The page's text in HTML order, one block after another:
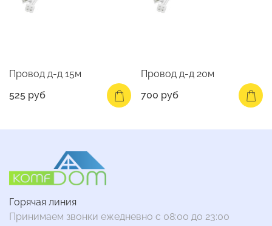
Провод д-д 15м
525 руб
Провод д-д 20м
700 руб
Горячая линия
Принимаем звонки ежедневно с 08:00 до 23:00